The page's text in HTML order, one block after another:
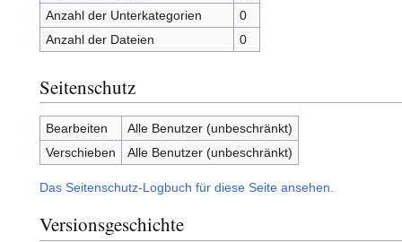
Anzahl der Unterkategorien
0
Anzahl der Dateien
0
Seitenschutz
Bearbeiten
Alle Benutzer (unbeschränkt)
Verschieben
Alle Benutzer (unbeschränkt)
Das Seitenschutz-Logbuch für diese Seite ansehen.
Versionsgeschichte